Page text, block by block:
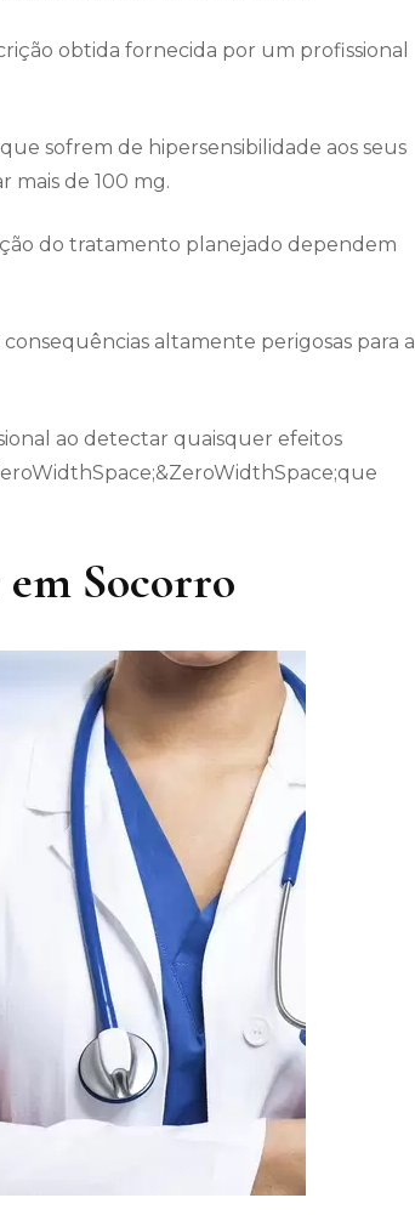
obtida fornecida por um profissional
sofrem de hipersensibilidade aos seus
mais de 100 mg.
do tratamento planejado dependem
altamente perigosas para a
ao detectar quaisquer efeitos
Socorro